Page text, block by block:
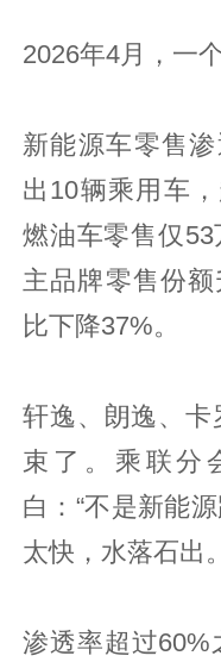
2026年4月，一
新能源车零售
出10辆乘用车
燃油车零售仅
主品牌零售份
比下降37%。
轩逸、朗逸、
束了。乘联分
白：“不是新能
太快，水落石出
渗透率超过60%